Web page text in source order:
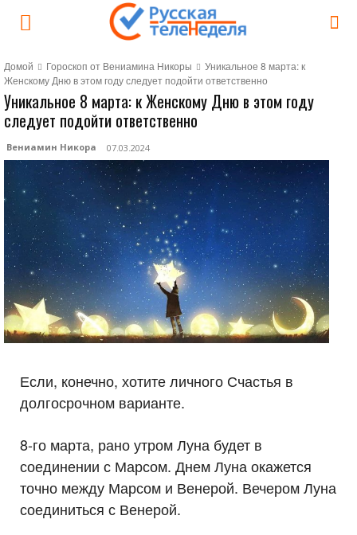
Домой Гороскоп от Вениамина Никоры
Уникальное 8 марта: к
Женскому Дню в этом году следует подойти ответственно
Уникальное 8 марта: к Женскому Дню в этом году
следует подойти ответственно
Вениамин Никора 07.03.2024
Если, конечно, хотите личного Счастья в
долгосрочном варианте.
8-го марта, рано утром Луна будет в
соединении с Марсом. Днем Луна окажется
точно между Марсом и Венерой. Вечером Луна
соединиться с Венерой.